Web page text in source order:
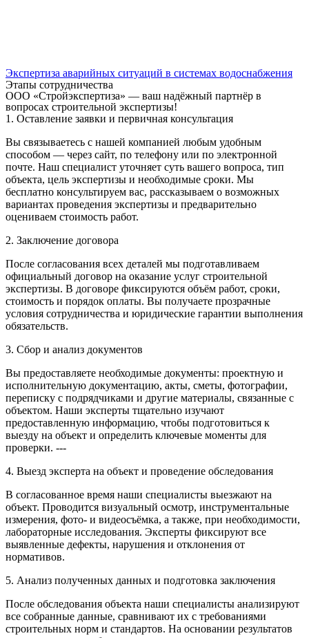
Экспертиза аварийных ситуаций в системах водоснабжения
Этапы сотрудничества
ООО «Стройэкспертиза» — ваш надёжный партнёр в
вопросах строительной экспертизы!
1. Оставление заявки и первичная консультация
Вы связываетесь с нашей компанией любым удобным
способом — через сайт, по телефону или по электронной
почте. Наш специалист уточняет суть вашего вопроса, тип
объекта, цель экспертизы и необходимые сроки. Мы
бесплатно консультируем вас, рассказываем о возможных
вариантах проведения экспертизы и предварительно
оцениваем стоимость работ.
2. Заключение договора
После согласования всех деталей мы подготавливаем
официальный договор на оказание услуг строительной
экспертизы. В договоре фиксируются объём работ, сроки,
стоимость и порядок оплаты. Вы получаете прозрачные
условия сотрудничества и юридические гарантии выполнения
обязательств.
3. Сбор и анализ документов
Вы предоставляете необходимые документы: проектную и
исполнительную документацию, акты, сметы, фотографии,
переписку с подрядчиками и другие материалы, связанные с
объектом. Наши эксперты тщательно изучают
предоставленную информацию, чтобы подготовиться к
выезду на объект и определить ключевые моменты для
проверки. ---
4. Выезд эксперта на объект и проведение обследования
В согласованное время наши специалисты выезжают на
объект. Проводится визуальный осмотр, инструментальные
измерения, фото- и видеосъёмка, а также, при необходимости,
лабораторные исследования. Эксперты фиксируют все
выявленные дефекты, нарушения и отклонения от
нормативов.
5. Анализ полученных данных и подготовка заключения
После обследования объекта наши специалисты анализируют
все собранные данные, сравнивают их с требованиями
строительных норм и стандартов. На основании результатов